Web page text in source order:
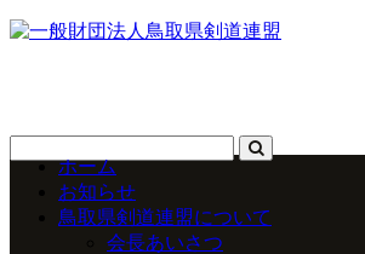
ホーム
お知らせ
鳥取県剣道連盟について
会長あいさつ